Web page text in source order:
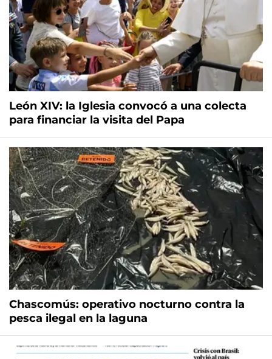
León XIV: la Iglesia convocó a una colecta
para financiar la visita del Papa
Chascomús: operativo nocturno contra la
pesca ilegal en la laguna